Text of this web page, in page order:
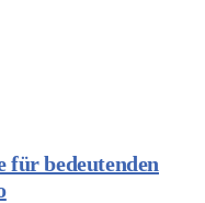
für bedeutenden